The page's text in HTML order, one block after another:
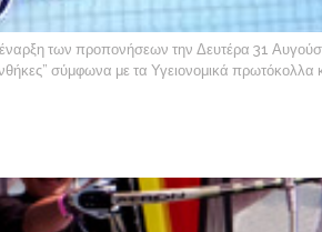
των προπονήσεων την Δευτέρα 31
σύμφωνα με τα Υγειονομικά πρωτόκολλα